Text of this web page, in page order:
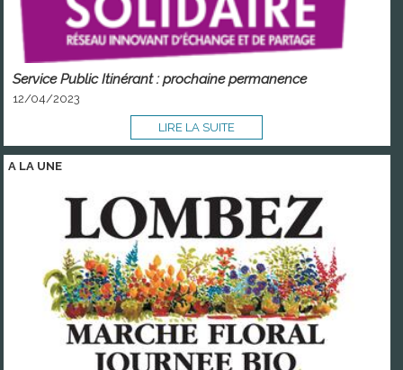
Service Public Itinérant : prochaine permanence
12/04/2023
LIRE LA SUITE
A LA UNE